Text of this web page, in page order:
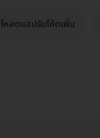
โหลดแอปรับโค้ดเพิ่ม